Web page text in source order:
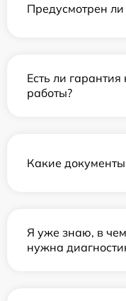
Предусмотрен
Есть ли
работы?
Какие
Я уже знаю, в
нужна